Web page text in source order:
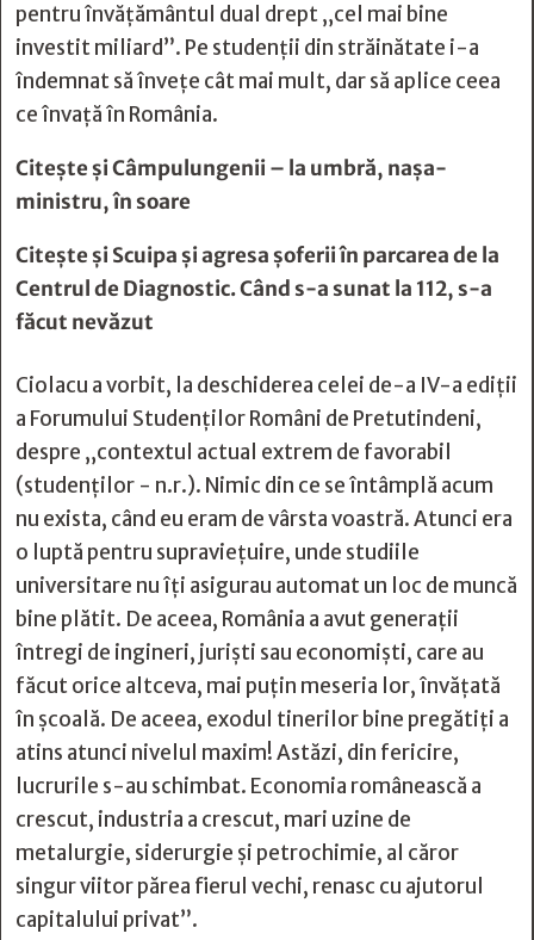
pentru învățământul dual drept „cel mai bine
investit miliard”. Pe studenții din străinătate i-a
îndemnat să învețe cât mai mult, dar să aplice ceea
ce învață în România.
Citește șiCâmpulungenii – la umbră, naşa-
ministru, în soare
Citește șiScuipa şi agresa şoferii în parcarea de la
Centrul de Diagnostic. Când s-a sunat la 112, s-a
făcut nevăzut
Ciolacu a vorbit, la deschiderea celei de-a IV-a ediții
a Forumului Studenți lor Români de Pretutindeni,
despre „contextul actual extrem de favorabil
(studenților - n.r.). Nimic din ce se întâmplă acum
nu exista, când eu eram de vârsta voastră. Atunci era
o luptă pentru supraviețuire, unde studiile
universitare nu îți asigurau automat un loc de muncă
bine plătit. De aceea, România a avut generații
întregi de ingineri, juriști sau economiști, care au
făcut orice altceva, mai puțin meseria lor, învățată
în școală. De aceea, exodul tinerilor bine pregătiți a
atins atunci nivelul maxim! Astăzi, din fericire,
lucrurile s-au schimbat. Economia românească a
crescut, industria a crescut, mari uzine de
metalurgie, siderurgie și petrochimie, al căror
singur viitor părea fierul vechi, renasc cu ajutorul
capitalului privat”.